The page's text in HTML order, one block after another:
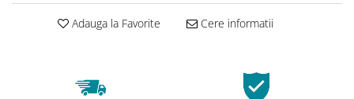
Adauga la Favorite Cere informatii